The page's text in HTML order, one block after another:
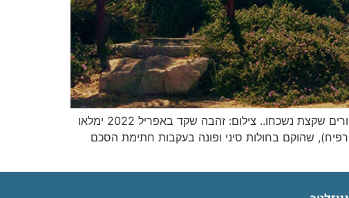
הפעם נרחיק לגבולה הדרומי של הארץ, לפתחת שלום שבחבל אשכול, לפגוש במרחב פחות מוכר ובאנשים וסיפורים שקצת נשכחו.. צילום: זהבה שקד באפריל 2022 ימלאו
שהוקם בחולות סיני ופונה בעקבות חתימת הסכם